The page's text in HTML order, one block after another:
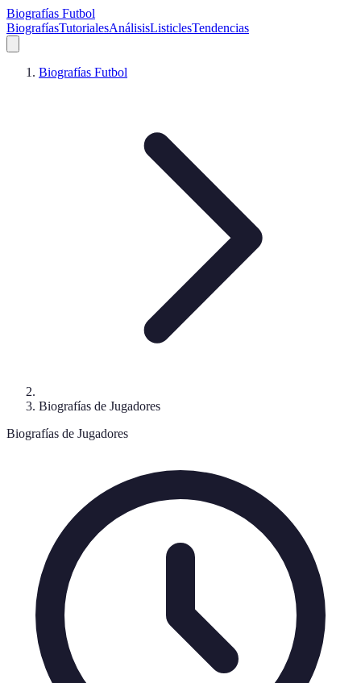
Biografías Futbol
BiografíasTutorialesAnálisisListiclesTendencias
Biografías Futbol
Biografías de Jugadores
Biografías de Jugadores